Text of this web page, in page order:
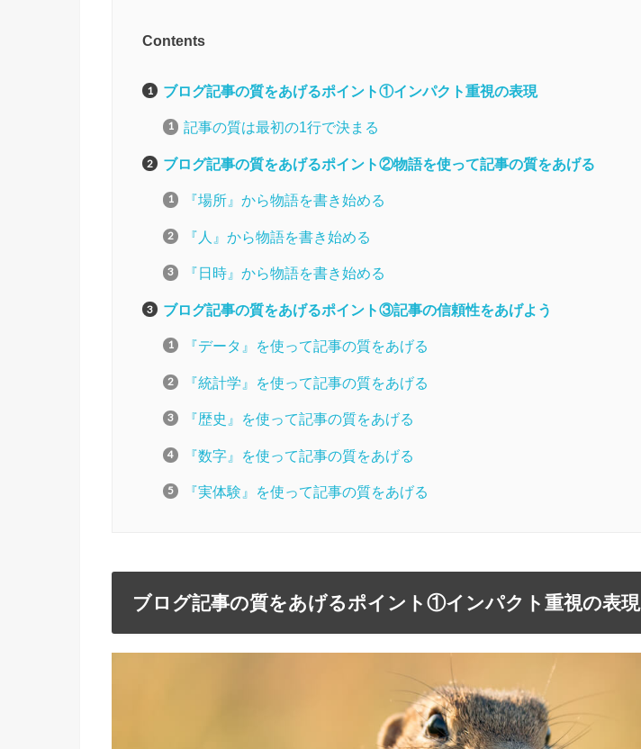
Contents
ブログ記事の質をあげるポイント①インパクト重視の表現
記事の質は最初の1行で決まる
ブログ記事の質をあげるポイント②物語を使って記事の質をあげる
『場所』から物語を書き始める
『人』から物語を書き始める
『日時』から物語を書き始める
ブログ記事の質をあげるポイント③記事の信頼性をあげよう
『データ』を使って記事の質をあげる
『統計学』を使って記事の質をあげる
『歴史』を使って記事の質をあげる
『数字』を使って記事の質をあげる
『実体験』を使って記事の質をあげる
ブログ記事の質をあげるポイント①インパクト重視の表現